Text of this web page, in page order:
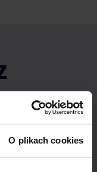
O plikach cookies